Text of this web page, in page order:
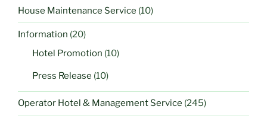
House Maintenance Service (10)
Information (20)
Hotel Promotion (10)
Press Release (10)
Operator Hotel & Management Service (245)